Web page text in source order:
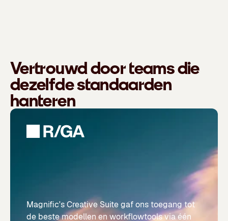
Vertrouwd door teams die
dezelfde standaarden
hanteren
Magnific's Creative Suite gaf ons toegang tot
de beste modellen en workflowtools via één